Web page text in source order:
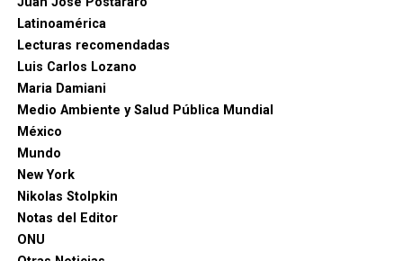
Latinoamérica
Lecturas recomendadas
Luis Carlos Lozano
Maria Damiani
Medio Ambiente y Salud Pública Mundial
México
Mundo
New York
Nikolas Stolpkin
Notas del Editor
ONU